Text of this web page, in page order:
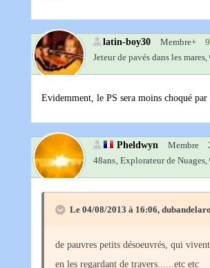
latin-boy30 Membre+
Jeteur de pavés dans les mares,
Evidemment, le PS sera moins choqué
Pheldwyn Membre
48ans‚ Explorateur de Nuages,
Le 04/08/2013 à 16:06,
de pauvres petits désoeuvrés, qui
en les regardant de travers......etc etc